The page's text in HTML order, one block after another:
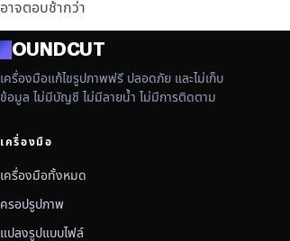
อาจตอบช้ากว่า
ROUNDCUT
เครื่องมือแก้ไขรูปภาพฟรี ปลอดภัย และไม่เก็บ
ข้อมูล ไม่มีบัญชี ไม่มีลายน้ำ ไม่มีการติดตาม
เครื่องมือ
เครื่องมือทั้งหมด
ครอปรูปภาพ
แปลงรูปแบบไฟล์